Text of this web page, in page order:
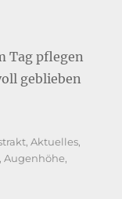
Tag pflegen
geblieben
,Aktuelles,
,Augenhöhe,